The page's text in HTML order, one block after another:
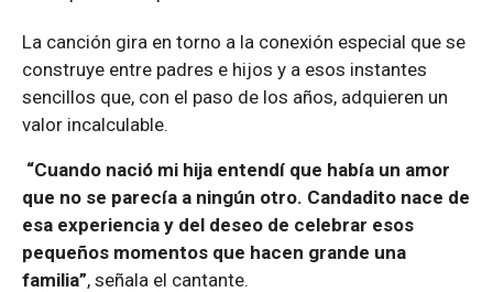
La canción gira en torno a la conexión especial que se
construye entre padres e hijos y a esos instantes
sencillos que, con el paso de los años, adquieren un
valor incalculable.
“Cuando nació mi hija entendí que había un amor
que no se parecía a ningún otro. Candadito nace de
esa experiencia y del deseo de celebrar esos
pequeños momentos que hacen grande una
familia”, señala el cantante.